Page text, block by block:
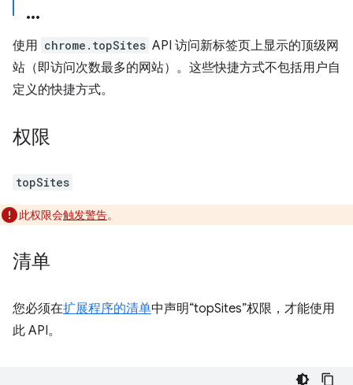
使用 chrome.topSites API 访问新标签页上显示的顶级网
站（即访问次数最多的网站）。这些快捷方式不包括用户自
定义的快捷方式。
权限
topSites
此权限会触发警告。
清单
您必须在扩展程序的清单中声明“topSites”权限，才能使用
此 API。